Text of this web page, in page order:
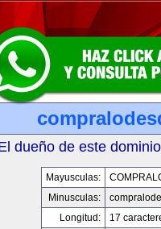
dueño de este
Mayusculas:
Minusculas:
Longitud:
17